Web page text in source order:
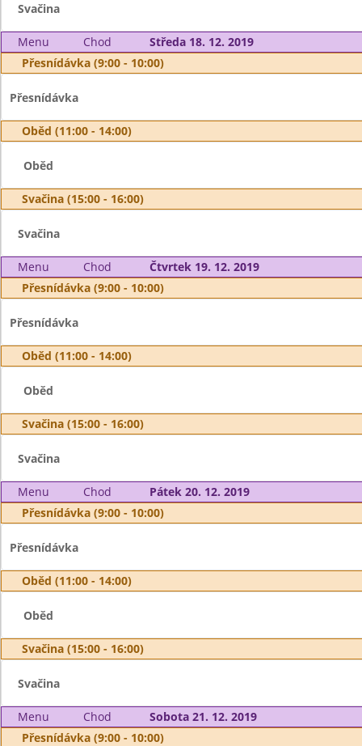
Svačina
Menu Chod
Středa 18. 12. 2019
Přesnídávka (9:00 - 10:00)
Přesnídávka
Oběd (11:00 - 14:00)
Oběd
Svačina (15:00 - 16:00)
Svačina
Menu Chod
Čtvrtek 19. 12. 2019
Přesnídávka (9:00 - 10:00)
Přesnídávka
Oběd (11:00 - 14:00)
Oběd
Svačina (15:00 - 16:00)
Svačina
Menu Chod
Pátek 20. 12. 2019
Přesnídávka (9:00 - 10:00)
Přesnídávka
Oběd (11:00 - 14:00)
Oběd
Svačina (15:00 - 16:00)
Svačina
Menu Chod
Sobota 21. 12. 2019
Přesnídávka (9:00 - 10:00)